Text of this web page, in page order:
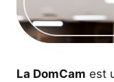
La DomCam est